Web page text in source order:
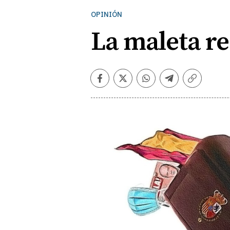
OPINIÓN
La maleta
Facebook
TwitterWhatsapp
Telegram
Copiar